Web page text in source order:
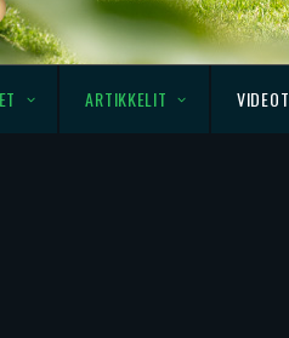
ARTIKKELIT VIDEOT